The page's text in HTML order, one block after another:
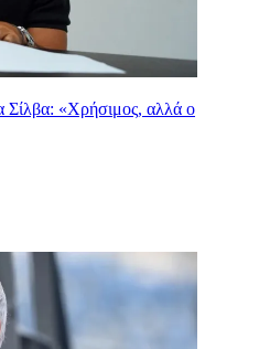
Σίλβα: «Χρήσιμος, αλλά ο